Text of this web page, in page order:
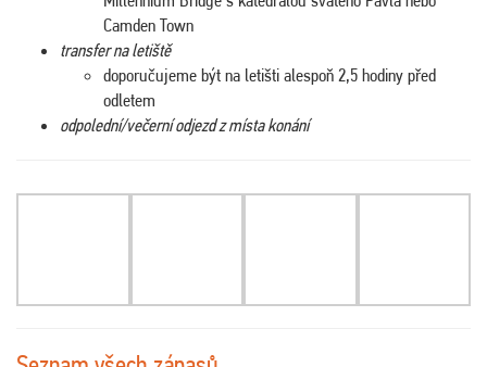
Camden Town
transfer na letiště
doporučujeme být na letišti alespoň 2,5 hodiny před
odletem
odpolední/večerní odjezd z místa konání